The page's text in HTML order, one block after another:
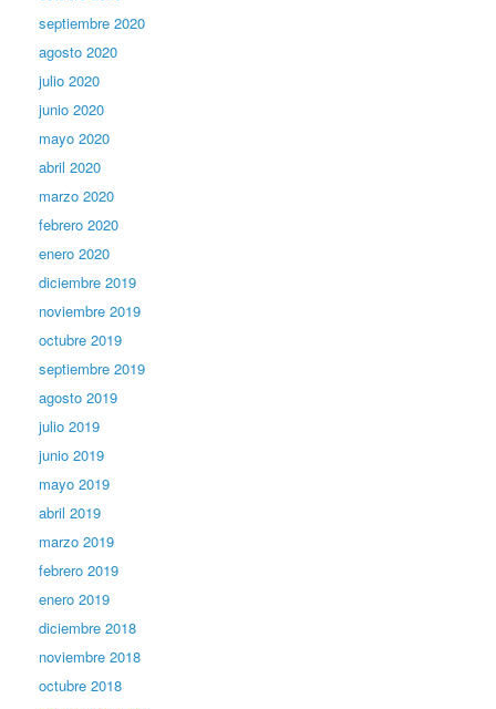
septiembre 2020
agosto 2020
julio 2020
junio 2020
mayo 2020
abril 2020
marzo 2020
febrero 2020
enero 2020
diciembre 2019
noviembre 2019
octubre 2019
septiembre 2019
agosto 2019
julio 2019
junio 2019
mayo 2019
abril 2019
marzo 2019
febrero 2019
enero 2019
diciembre 2018
noviembre 2018
octubre 2018